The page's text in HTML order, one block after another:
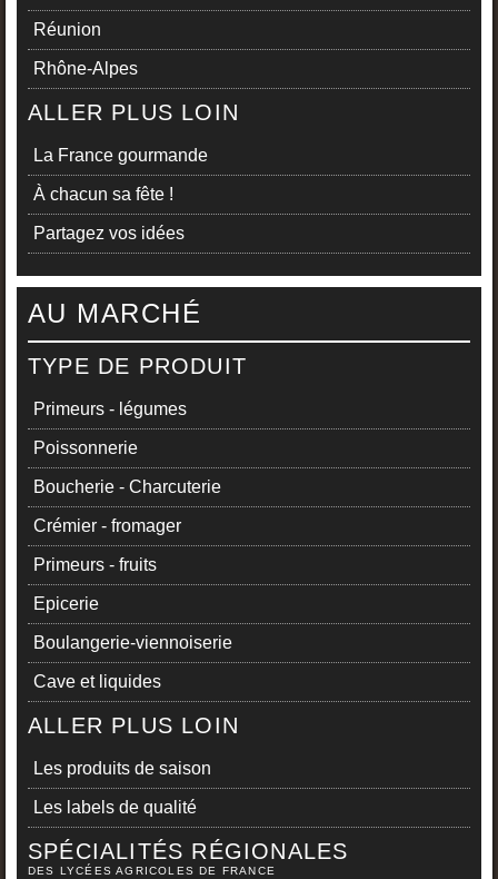
Réunion
Rhône-Alpes
ALLER PLUS LOIN
La France gourmande
À chacun sa fête !
Partagez vos idées
AU MARCHÉ
TYPE DE PRODUIT
Primeurs - légumes
Poissonnerie
Boucherie - Charcuterie
Crémier - fromager
Primeurs - fruits
Epicerie
Boulangerie-viennoiserie
Cave et liquides
ALLER PLUS LOIN
Les produits de saison
Les labels de qualité
SPÉCIALITÉS RÉGIONALES
DES LYCÉES AGRICOLES DE FRANCE